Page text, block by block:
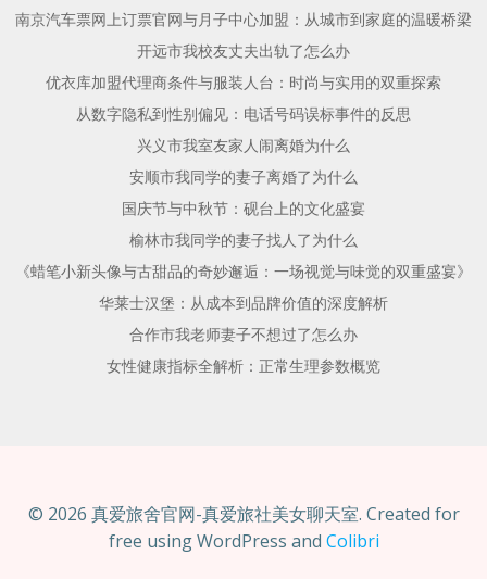
南京汽车票网上订票官网与月子中心加盟：从城市到家庭的温暖桥梁
开远市我校友丈夫出轨了怎么办
优衣库加盟代理商条件与服装人台：时尚与实用的双重探索
从数字隐私到性别偏见：电话号码误标事件的反思
兴义市我室友家人闹离婚为什么
安顺市我同学的妻子离婚了为什么
国庆节与中秋节：砚台上的文化盛宴
榆林市我同学的妻子找人了为什么
《蜡笔小新头像与古甜品的奇妙邂逅：一场视觉与味觉的双重盛宴》
华莱士汉堡：从成本到品牌价值的深度解析
合作市我老师妻子不想过了怎么办
女性健康指标全解析：正常生理参数概览
© 2026 真爱旅舍官网-真爱旅社美女聊天室. Created for
free using WordPress and Colibri